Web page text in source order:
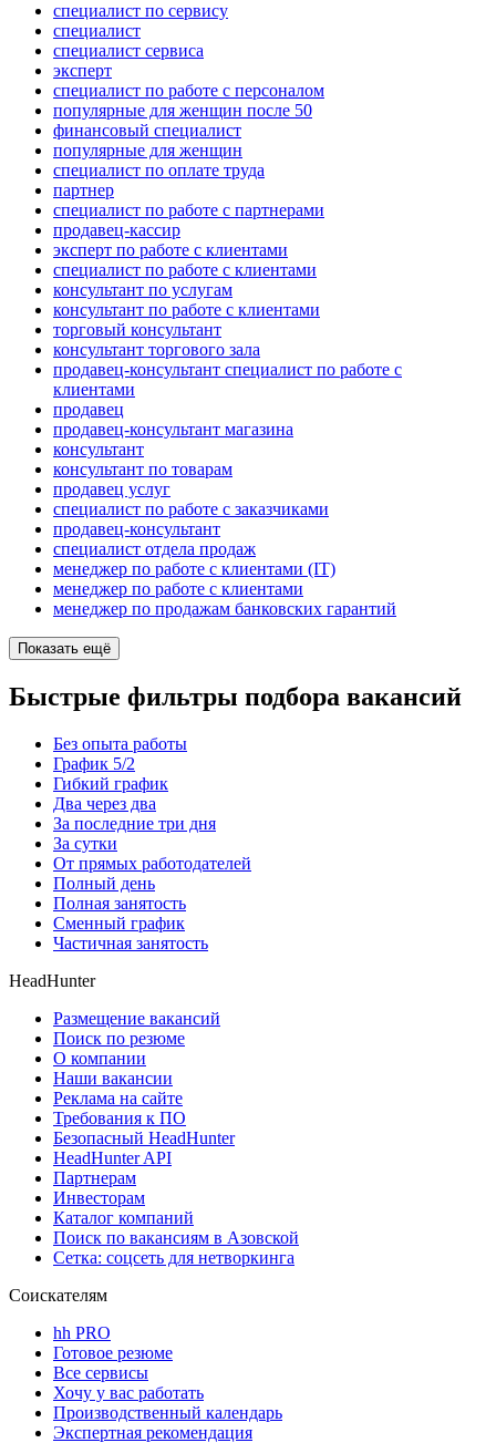
специалист по сервису
специалист
специалист сервиса
эксперт
специалист по работе с персоналом
популярные для женщин после 50
финансовый специалист
популярные для женщин
специалист по оплате труда
партнер
специалист по работе с партнерами
продавец-кассир
эксперт по работе с клиентами
специалист по работе с клиентами
консультант по услугам
консультант по работе с клиентами
торговый консультант
консультант торгового зала
продавец-консультант специалист по работе с
клиентами
продавец
продавец-консультант магазина
консультант
консультант по товарам
продавец услуг
специалист по работе с заказчиками
продавец-консультант
специалист отдела продаж
менеджер по работе с клиентами (IT)
менеджер по работе с клиентами
менеджер по продажам банковских гарантий
Показать ещё
Быстрые фильтры подбора вакансий
Без опыта работы
График 5/2
Гибкий график
Два через два
За последние три дня
За сутки
От прямых работодателей
Полный день
Полная занятость
Сменный график
Частичная занятость
HeadHunter
Размещение вакансий
Поиск по резюме
О компании
Наши вакансии
Реклама на сайте
Требования к ПО
Безопасный HeadHunter
HeadHunter API
Партнерам
Инвесторам
Каталог компаний
Поиск по вакансиям в Азовской
Сетка: соцсеть для нетворкинга
Соискателям
hh PRO
Готовое резюме
Все сервисы
Хочу у вас работать
Производственный календарь
Экспертная рекомендация